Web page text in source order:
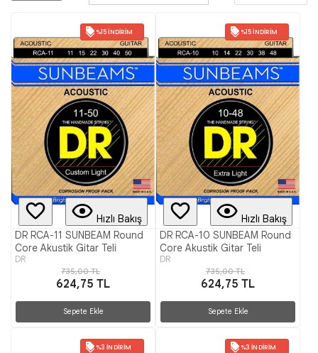
%15 İNDIRIM
Hızlı Bakış
DR RCA-11 SUNBEAM Round
Core Akustik Gitar Teli
DR
735,00 TL
624,75 TL
Sepete Ekle
%15 İNDIRIM
Hızlı Bakış
DR RCA-10 SUNBEAM Round
Core Akustik Gitar Teli
DR
735,00 TL
624,75 TL
Sepete Ekle
%3 İNDIRIM %3 İNDIRIM